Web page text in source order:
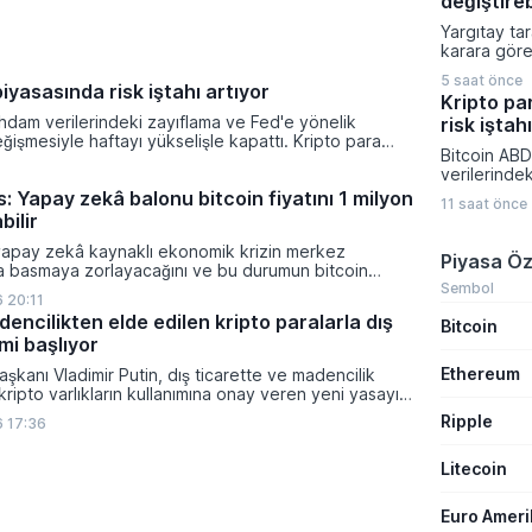
risk iştahı artıyor
verilerindeki zayıflama ve Fed'e yönelik
haftayı yükselişle kapattı. Kripto para
enflasyon rakamlarına ve küresel gelişmelere
Yapay zekâ balonu bitcoin fiyatını 1 milyon
zekâ kaynaklı ekonomik krizin merkez
basmaya zorlayacağını ve bu durumun bitcoin
dolara taşıyabileceğini öngörürken beyaz yakalı iş
kredi krizinin küresel likidite artışına yol
ve bitcoinin bu süreçte en hızlı tepki veren varlık
elde edilen kripto paralarla dış
başlıyor
Vladimir Putin, dış ticarette ve madencilik
varlıkların kullanımına onay veren yeni yasayı
bu düzenleme çerçevesinde madencilikten
paraların belirli şartlar altında dolaşımına ve menkul
17:36
bilgilerinin
titizlikle
için en
gösteriliyor.
Yargıtay
karara
prim
tazminatı
yasal bir
Takım
işçinin
primlerin
hükmetti.
5 saat önce
Kripto
risk
Bitcoin
dönemde
gelişmelere
11 saat önce
Piyasa
Sembol
Bitcoin
Ethereum
Ripple
Litecoin
Euro